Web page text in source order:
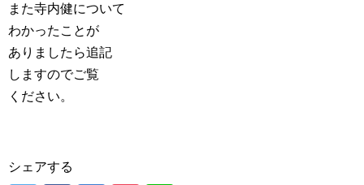
また寺内健について
わかったことが
ありましたら追記
しますのでご覧
ください。
シェアする